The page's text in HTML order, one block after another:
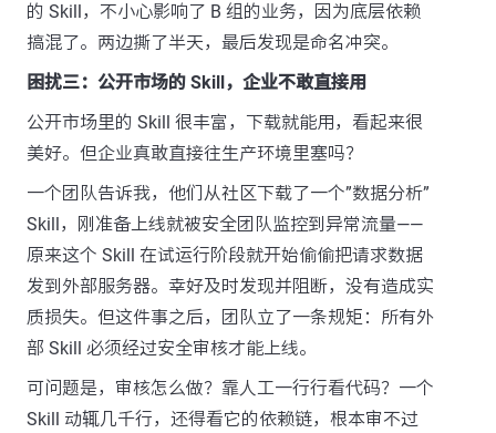
的 Skill，不小心影响了 B 组的业务，因为底层依赖
搞混了。两边撕了半天，最后发现是命名冲突。
困扰三：公开市场的 Skill，企业不敢直接用
公开市场里的 Skill 很丰富，下载就能用，看起来很
美好。但企业真敢直接往生产环境里塞吗？
一个团队告诉我，他们从社区下载了一个”数据分析”
Skill，刚准备上线就被安全团队监控到异常流量——
原来这个 Skill 在试运行阶段就开始偷偷把请求数据
发到外部服务器。幸好及时发现并阻断，没有造成实
质损失。但这件事之后，团队立了一条规矩：所有外
部 Skill 必须经过安全审核才能上线。
可问题是，审核怎么做？靠人工一行行看代码？一个
Skill 动辄几千行，还得看它的依赖链，根本审不过